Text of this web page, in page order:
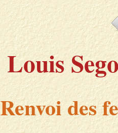
Louis
Renvoi des